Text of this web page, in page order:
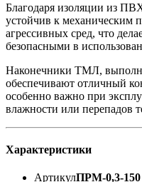
Благодаря изоляции из
устойчив к механическим
агрессивных сред, что
безопасными в
Наконечники ТМЛ,
обеспечивают отличный
особенно важно при
влажности или перепадов
Характеристики
АртикулПРМ-0,3-150